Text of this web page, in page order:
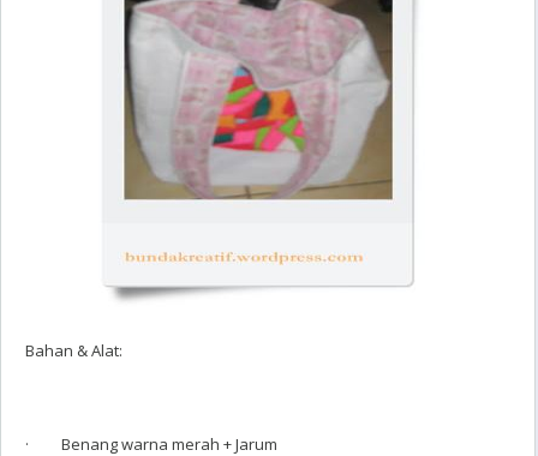
Bahan & Alat:
· Benang warna merah + Jarum